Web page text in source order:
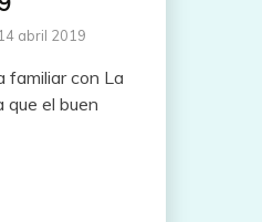
abril 2019
familiar con La
que el buen